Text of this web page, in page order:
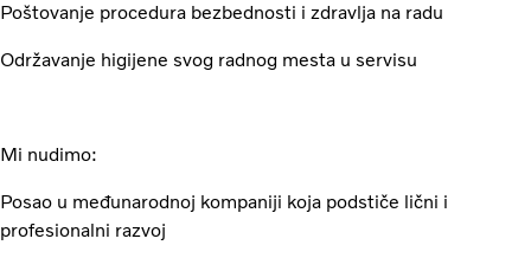
Poštovanje procedura bezbednosti i zdravlja na radu
Održavanje higijene svog radnog mesta u servisu
Mi nudimo:
Posao u međunarodnoj kompaniji koja podstiče lični i
profesionalni razvoj